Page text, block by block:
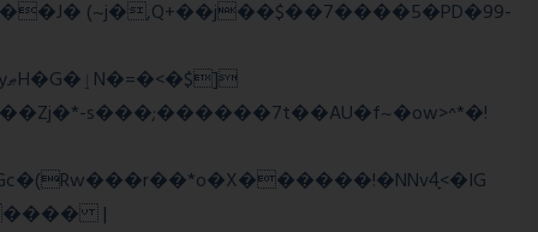
(~j�,Q+��j��$��7����5�PD�99-
s���;������7t� �AU�f~�ow>^*�!
|